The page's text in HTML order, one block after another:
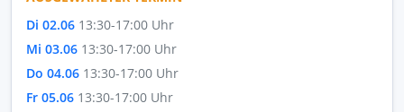
Di 02.06 13:30-17:00 Uhr
Mi 03.06 13:30-17:00 Uhr
Do 04.06 13:30-17:00 Uhr
Fr 05.06 13:30-17:00 Uhr